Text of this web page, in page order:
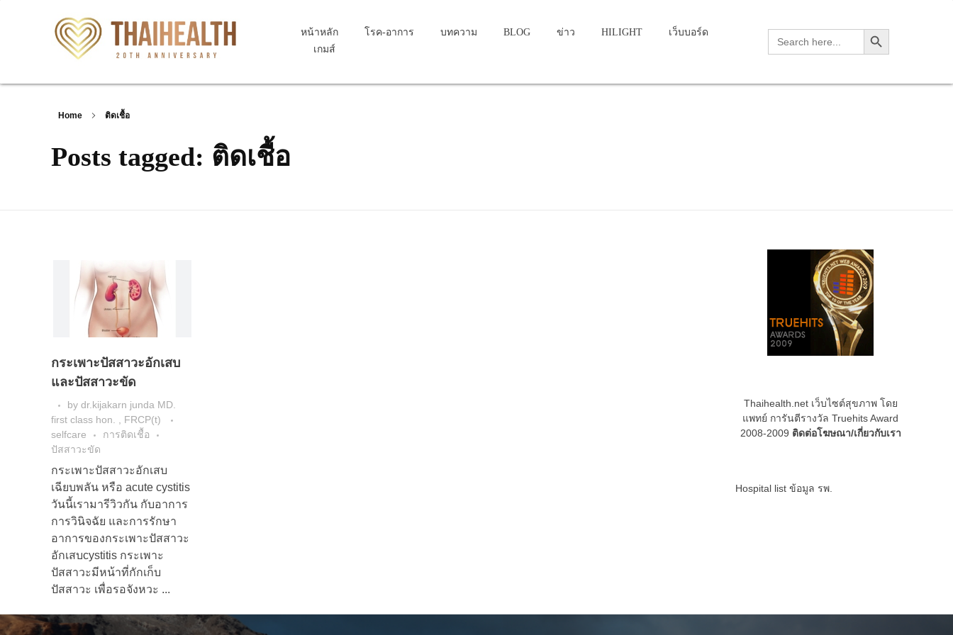
หน้าหลัก โรค-อาการ บทความ BLOG ข่าว HILIGHT
เว็บบอร์ด
เกมส์
Search
for:
Search Button
Home ติดเชื้อ
Posts tagged: ติดเชื้อ
กระเพาะปัสสาวะอักเสบ
และปัสสาวะขัด
by dr.kijakarn junda MD.
first class hon. , FRCP(t)
selfcare
การติดเชื้อ
ปัสสาวะขัด
กระเพาะปัสสาวะอักเสบ
เฉียบพลัน หรือ acute cystitis
วันนี้เรามารีวิวกัน กับอาการ
การวินิจฉัย และการรักษา
อาการของกระเพาะปัสสาวะ
อักเสบcystitis กระเพาะ
ปัสสาวะมีหน้าที่กักเก็บ
ปัสสาวะ เพื่อรอจังหวะ ...
Thaihealth.net เว็บไซต์สุขภาพ โดย
แพทย์ การันตีรางวัล Truehits Award
2008-2009 ติดต่อโฆษณา/เกี่ยวกับเรา
Hospital list ข้อมูล รพ.